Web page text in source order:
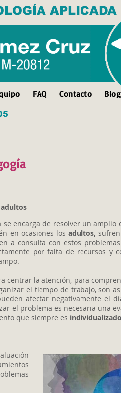
APLICADA
FAQ Contacto Blog
adultos
se encarga de resolver un
en ocasiones losadultos,
a consulta con estos
por falta de recursos y
centrar la atención, para
el tiempo de trabajo, son
afectar negativamente el
el problema es necesaria una
que siempre es